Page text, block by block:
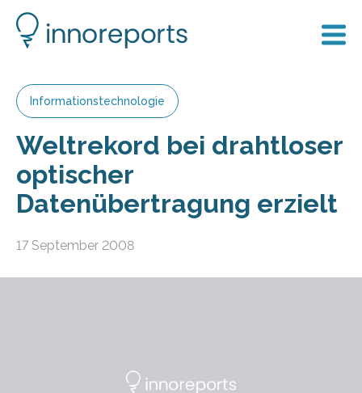
Informationstechnologie
Weltrekord bei drahtloser
optischer
Datenübertragung erzielt
17 September 2008